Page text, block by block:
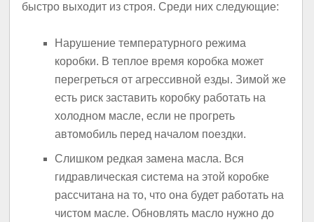
быстро выходит из строя. Среди них следующие:
Нарушение температурного режима
коробки. В теплое время коробка может
перегреться от агрессивной езды. Зимой же
есть риск заставить коробку работать на
холодном масле, если не прогреть
автомобиль перед началом поездки.
Слишком редкая замена масла. Вся
гидравлическая система на этой коробке
рассчитана на то, что она будет работать на
чистом масле. Обновлять масло нужно до